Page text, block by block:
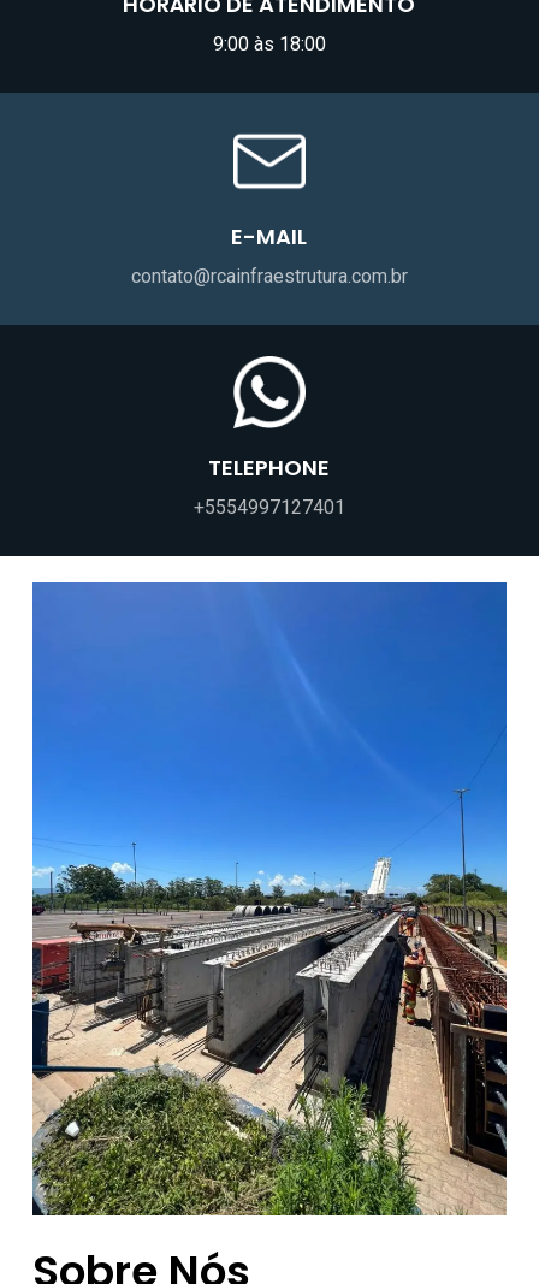
9:00 às 18:00
E-MAIL
contato@rcainfraestrutura.com.br
TELEPHONE
+5554997127401
Sobre Nós